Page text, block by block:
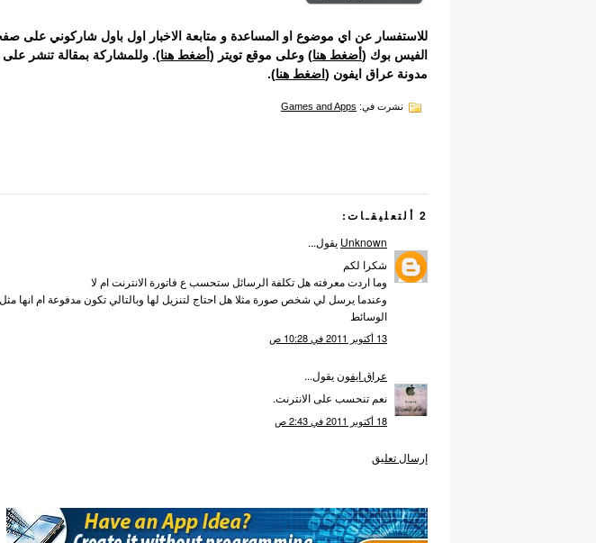
للاستفسار عن اي موضوع او المساعدة و متابعة الاخبار اول باول شاركوني على
الفيس بوك ( أضغط هنا) وعلى موقع تويتر ( أضغط هنا). وللمشاركة بمقالة تنشر على
مدونة عراق ايفون ( اضغط هنا).
نشرت في: Games and Apps
2 ألتعليقـات:
Unknown يقول...
شكرا لكم
وما اردت معرفته هل تكلفة الرسائل ستحسب ع فاتورة الانترنت ام لا
وعندما يرسل لي شخص صورة مثلا هل احتاج لتنزيل لها وبالتالي تكون مدفوعة ام انها مثل
الوسائط
13 أكتوبر 2011 في 10:28 ص
عراق ايفونيقول...
نعم تنحسب على الانترنت.
18 أكتوبر 2011 في 2:43 ص
إرسال تعليق